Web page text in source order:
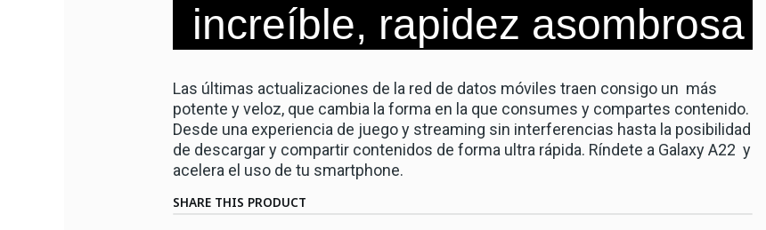
increíble, rapidez asombrosa
Las últimas actualizaciones de la red de datos móviles traen consigo un más
potente y veloz, que cambia la forma en la que consumes y compartes contenido.
Desde una experiencia de juego y streaming sin interferencias hasta la posibilidad
de descargar y compartir contenidos de forma ultra rápida. Ríndete a Galaxy A22 y
acelera el uso de tu smartphone.
SHARE THIS PRODUCT